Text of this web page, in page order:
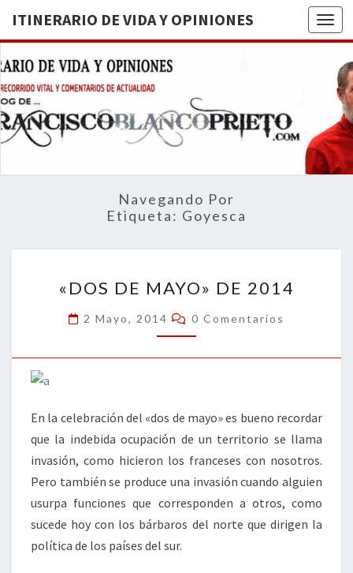
ITINERARIO DE VIDA Y OPINIONES
DE
BREVE
RECORRIDO
VITAL Y
ACTUALIDAD
Navegando Por
Etiqueta: Goyesca
DE
MAYO»
DE
2014
«DOS DE MAYO» DE 2014
2 Mayo, 2014 Comentarios
0 Comentarios
En la celebración del «dos de mayo» es bueno recordar
que la indebida ocupación de un territorio se llama
invasión, como hicieron los franceses con nosotros.
Pero también se produce una invasión cuando alguien
usurpa funciones que corresponden a otros, como
sucede hoy con los bárbaros del norte que dirigen la
política de los países del sur.